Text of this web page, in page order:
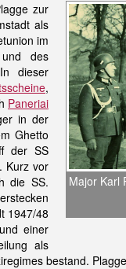
Major Karl
zur
als
im
und des
dieser
,
Paneriai
in der
Ghetto
der SS
Kurz vor
die SS.
1947/48
einer
als
bestand.